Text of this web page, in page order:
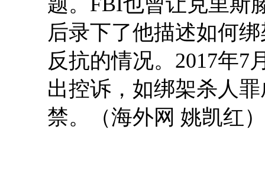
后录下了他描述如何
反抗的情况。2017年7
出控诉，如绑架杀人
禁。（海外网 姚凯红）